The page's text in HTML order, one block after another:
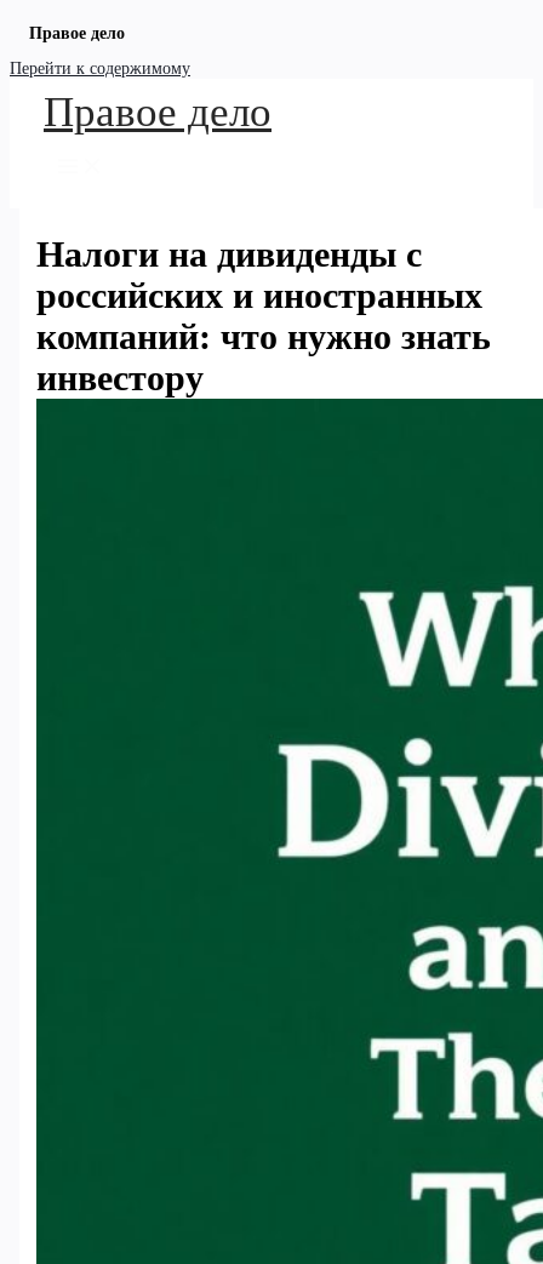
Правое дело
Перейти к содержимому
Правое дело
Налоги на дивиденды с
российских и иностранных
компаний: что нужно знать
инвестору